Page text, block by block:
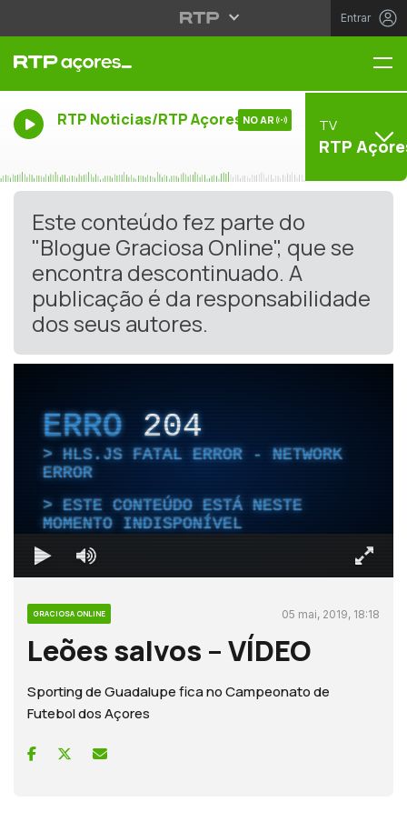
Entrar
RTP Noticias/RTP Açores NO AR TV
RTP
Este conteúdo fez parte do
"Blogue Graciosa Online", que se
encontra descontinuado. A
publicação é da responsabilidade
dos seus autores.
ERRO204
HLS.JS FATAL ERROR - NETWORK
ERROR
ESTE CONTEÚDO ESTÁ NESTE
MOMENTO INDISPONÍVEL
GRACIOSA ONLINE 05 mai, 2019, 18:18
Leões salvos – VÍDEO
Sporting de Guadalupe fica no Campeonato de
Futebol dos Açores